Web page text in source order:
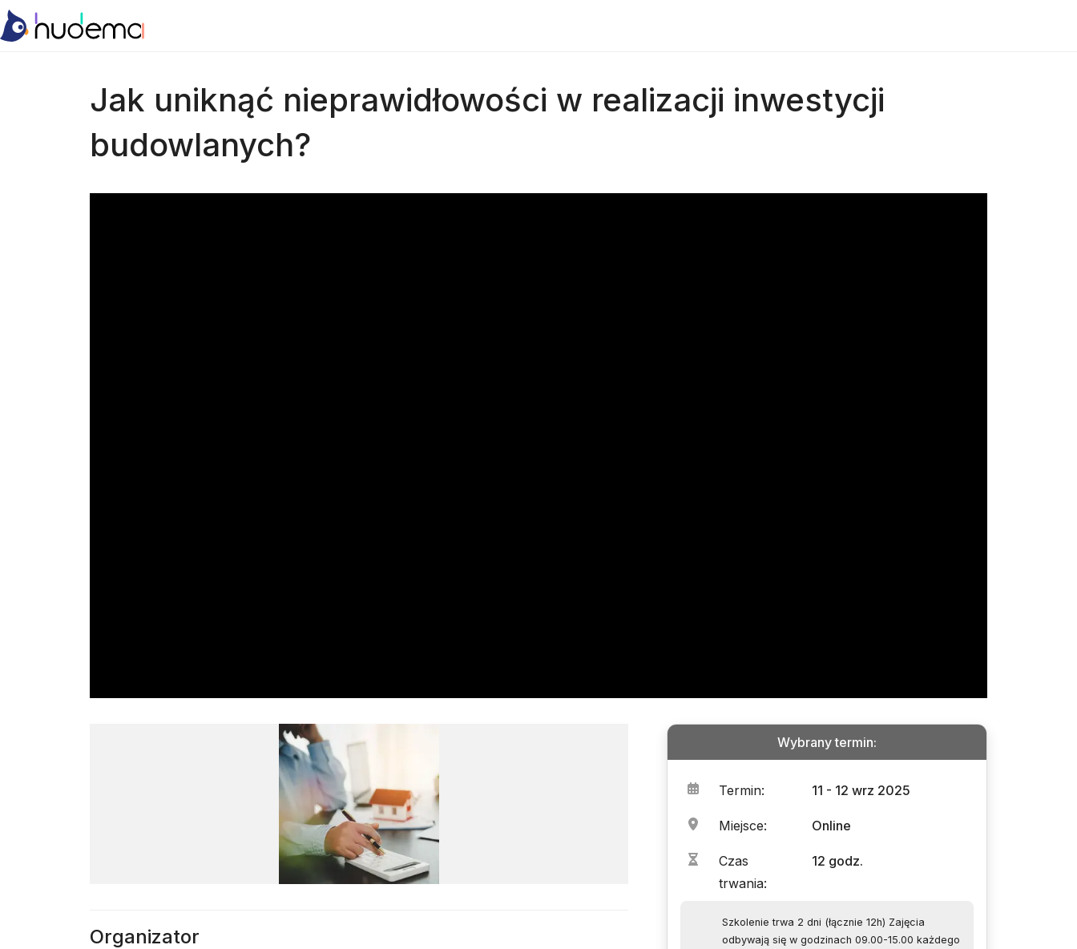
Jak uniknąć nieprawidłowości w realizacji inwestycji
budowlanych?
Wybrany termin:
Termin: 11 - 12 wrz 2025
Miejsce: Online
Czas
trwania:
12 godz.
Szkolenie trwa 2 dni (łącznie 12h) Zajęcia
odbywają się w godzinach 09.00-15.00 każdego
Organizator